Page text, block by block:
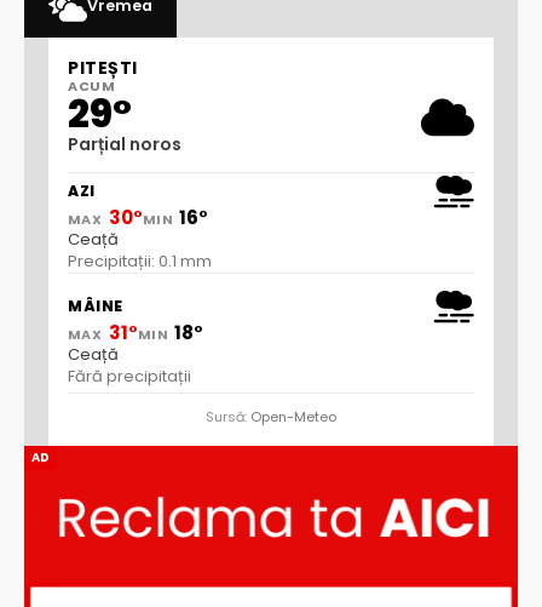
AD
Vremea
PITEȘTI
ACUM
29°
Parțial noros
AZI
MAX 30°MIN 16°
Ceață
Precipitații: 0.1 mm
MÂINE
MAX 31°MIN 18°
Ceață
Fără precipitații
Sursă: Open-Meteo